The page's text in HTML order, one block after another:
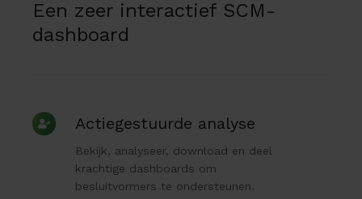
Een zeer interactief SCM-
dashboard
Actiegestuurde analyse
Bekijk, analyseer, download en deel
krachtige dashboards om
besluitvormers te ondersteunen.
Actiegestuurde
analyse